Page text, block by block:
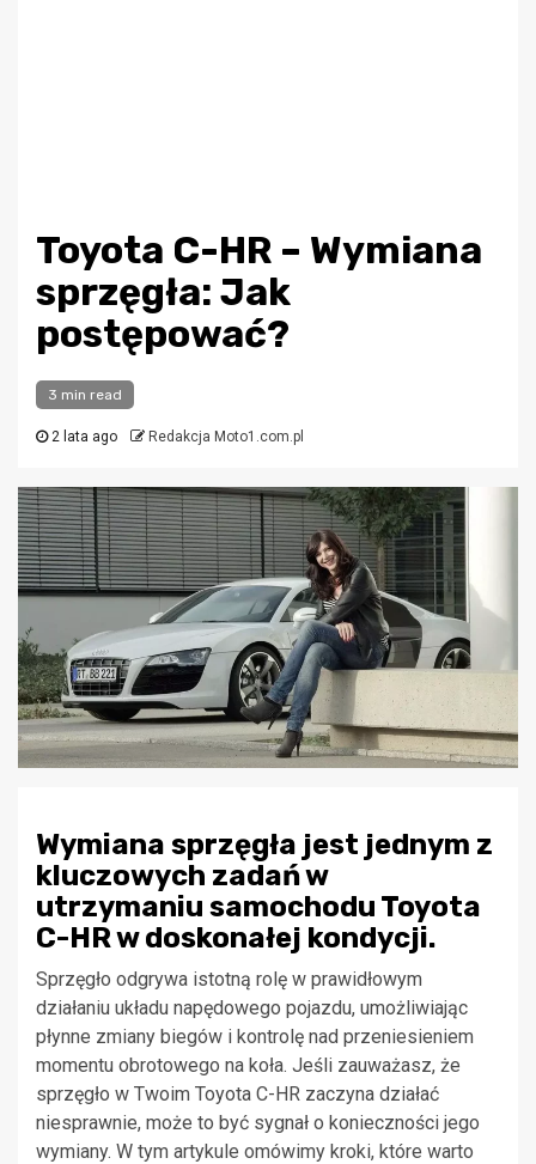
Toyota C-HR – Wymiana
sprzęgła: Jak
postępować?
3 min read
2 lata ago Redakcja Moto1.com.pl
Wymiana sprzęgła jest jednym z
kluczowych zadań w
utrzymaniu samochodu Toyota
C-HR w doskonałej kondycji.
Sprzęgło odgrywa istotną rolę w prawidłowym
działaniu układu napędowego pojazdu, umożliwiając
płynne zmiany biegów i kontrolę nad przeniesieniem
momentu obrotowego na koła. Jeśli zauważasz, że
sprzęgło w Twoim Toyota C-HR zaczyna działać
niesprawnie, może to być sygnał o konieczności jego
wymiany. W tym artykule omówimy kroki, które warto